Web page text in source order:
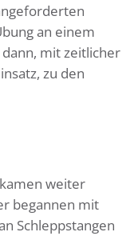
an einem
mit zeitlicher
zu den
weiter
begannen mit
Schleppstangen